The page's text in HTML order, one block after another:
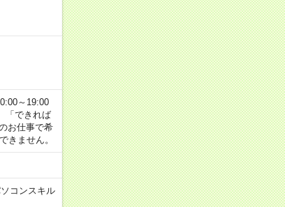
～19:00
「できれば
お仕事で希
きません。
コンスキル